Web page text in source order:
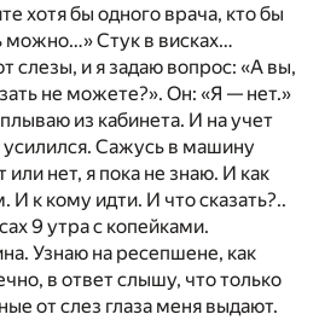
хотя бы одного врача, кто бы
можно…» Стук в висках…
слезы, и я задаю вопрос: «А вы,
не можете?». Он: «Я — нет.»
из кабинета. И на учет
усилился. Сажусь в машину
нет, я пока не знаю. И как
к кому идти. И что сказать?..
9 утра с копейками.
Узнаю на ресепшене, как
в ответ слышу, что только
от слез глаза меня выдают.